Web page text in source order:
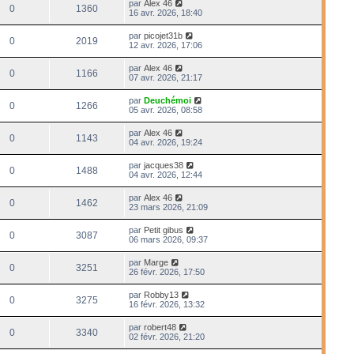
0 1360 parAlex 46
16 avr. 2026, 18:40
0 2019 parpicojet31b
12 avr. 2026, 17:06
0 1166 parAlex 46
07 avr. 2026, 21:17
0 1266 parDeuchémoi
05 avr. 2026, 08:58
0 1143 parAlex 46
04 avr. 2026, 19:24
0 1488 parjacques38
04 avr. 2026, 12:44
0 1462 parAlex 46
23 mars 2026, 21:09
0 3087 par Petit gibus
06 mars 2026, 09:37
0 3251 par Marge
26 févr. 2026, 17:50
0 3275 par Robby13
16 févr. 2026, 13:32
0 3340 parrobert48
02 févr. 2026, 21:20